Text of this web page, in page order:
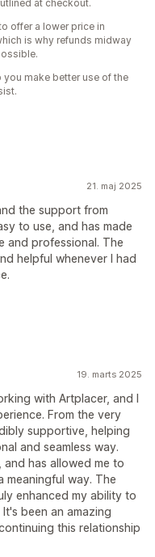
at checkout.
offer a lower price in
is why refunds midway
you make better use of the
21. maj 2025
the support from
to use, and has made
and professional. The
helpful whenever I had
19. marts 2025
with Artplacer, and I
From the very
supportive, helping
and seamless way.
has allowed me to
meaningful way. The
enhanced my ability to
been an amazing
this relationship